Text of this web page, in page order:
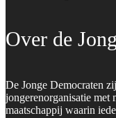
Over de
De Jonge Democraten
jongerenorganisatie met
maatschappij waarin